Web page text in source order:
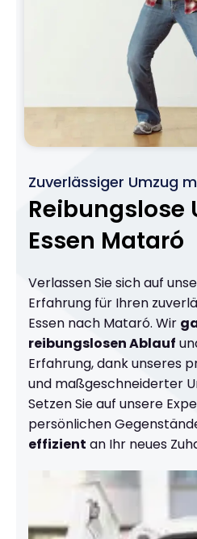
Zuverlässiger Umzug
Reibungslose
Essen Mataró
Verlassen Sie sich auf
Erfahrung für Ihren
Essen nach Mataró. Wir
reibungslosen Ablauf
Erfahrung, dank unseres
und maßgeschneiderter
Setzen Sie auf unsere
persönlichen
effizient an Ihr neues